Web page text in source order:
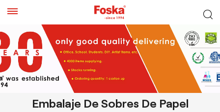
Embalaje De Sobres De Papel